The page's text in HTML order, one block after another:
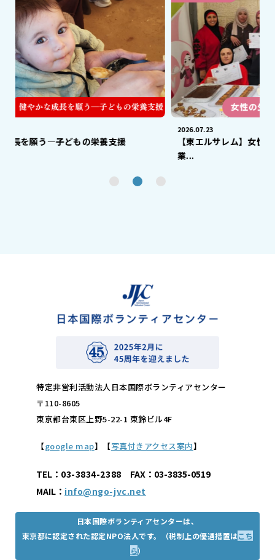
もの栄養支援
【東エルサレム】女性の生計向上とエン
特定非営利活動法人日本国際ボランティアセンター
〒110-8605
東京都台東区上野5-22-1 東鈴ビル4F
【google map】【写真付きアクセス案内】
TEL： 03-3834-2388 FAX：03-3835-0519
MAIL： info@ngo-jvc.net
日本国際ボランティアセンターは、
東京都に認定された認定NPO法人です。（税制上の優遇措置はこち
ら）